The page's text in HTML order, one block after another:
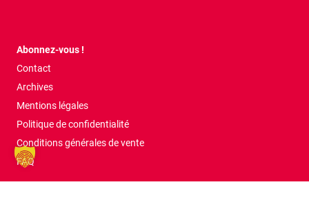
Abonnez-vous !
Contact
Archives
Mentions légales
Politique de confidentialité
Conditions générales de vente
FAQ